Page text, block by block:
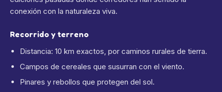
conexión con la naturaleza viva.
Recorrido y terreno
Distancia: 10 km exactos, por caminos rurales de tierra.
Campos de cereales que susurran con el viento.
Pinares y rebollos que protegen del sol.